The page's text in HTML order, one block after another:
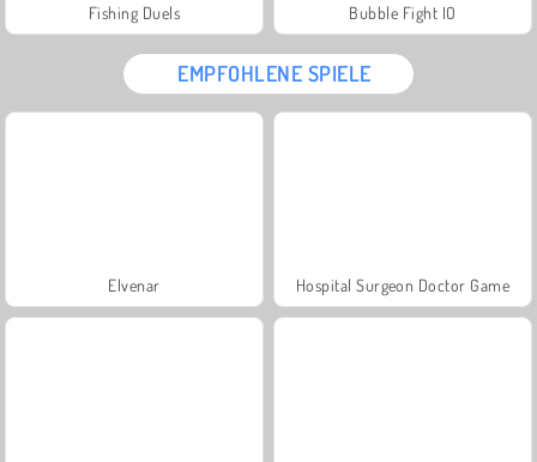
Fishing Duels Bubble Fight IO
EMPFOHLENE SPIELE
Elvenar Hospital Surgeon Doctor Game